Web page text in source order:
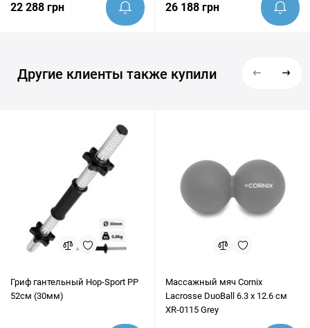
22 288 грн 26 188 грн
Другие клиенты также купили
Гриф гантельный Hop-Sport PP
52см (30мм)
Массажный мяч Cornix
Lacrosse DuoBall 6.3 x 12.6 см
XR-0115 Grey